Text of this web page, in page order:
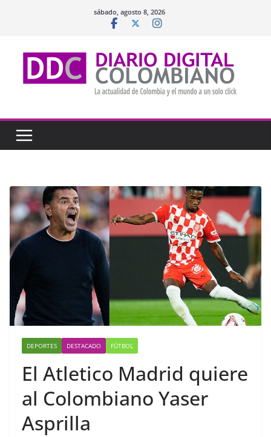
sábado, agosto 8, 2026
DEPORTES DESTACADO FÚTBOL
El Atletico Madrid quiere
al Colombiano Yaser
Asprilla